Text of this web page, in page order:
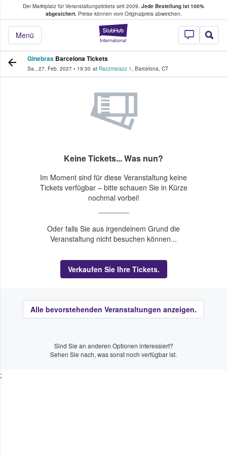
Der Marktplatz für Veranstaltungstickets seit 2009. Jede Bestellung ist 100%
abgesichert.Preise können vom Originalpreis abweichen.
StubHub - Wo
Menü
Tickets kaufen & verkaufen
Ginebras Barcelona Tickets
Sa., 27. Feb. 2027 • 19:30 at Razzmatazz 1, Barcelona, CT
Keine Tickets... Was nun?
Im Moment sind für diese Veranstaltung keine
Tickets verfügbar – bitte schauen Sie in Kürze
nochmal vorbei!
Oder falls Sie aus irgendeinem Grund die
Veranstaltung nicht besuchen können...
Verkaufen Sie Ihre Tickets.
Alle bevorstehenden Veranstaltungen anzeigen.
Sind Sie an anderen Optionen interessiert?
Sehen Sie nach, was sonst noch verfügbar ist.
;